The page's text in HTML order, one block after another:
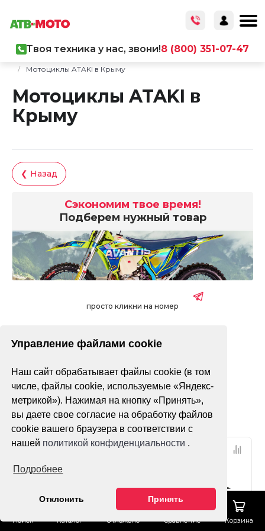
Управление файлами cookie
Наш сайт обрабатывает файлы cookie (в том
числе, файлы cookie, используемые «Яндекс-
метрикой»). Нажимая на кнопку «Принять»,
вы даете свое согласие на обработку файлов
cookie вашего браузера в соответствии с
нашей политикой конфиденциальности .
Подробнее
Отклонить Принять
Поиск Каталог Отложено Сравнение Корзина
Твоя техника у нас, звони!8 (800) 351-07-47
/
Мотоциклы ATAKI в Крыму
Мотоциклы ATAKI в
Крыму
❮ Назад
Сэкономим твое время!
Подберем нужный товар
просто кликни на номер
без ПТС с ПТС
Только в наличии
По популярности